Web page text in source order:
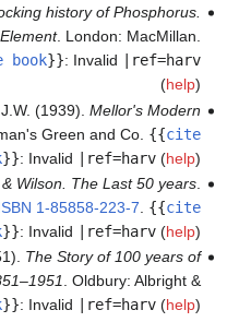
history of Phosphorus.
. London: MacMillan.
book}}: Invalid
|ref=harv
(help)
(1939). Mellor's Modern
Green and Co. {{cite
}}: Invalid |ref=harv(help)
Wilson. The Last 50 years.
1-85858-223-7 {{cite
}}: Invalid |ref=harv(help)
The Story of 100 years of
. Oldbury: Albright &
}}: Invalid |ref=harv(help)